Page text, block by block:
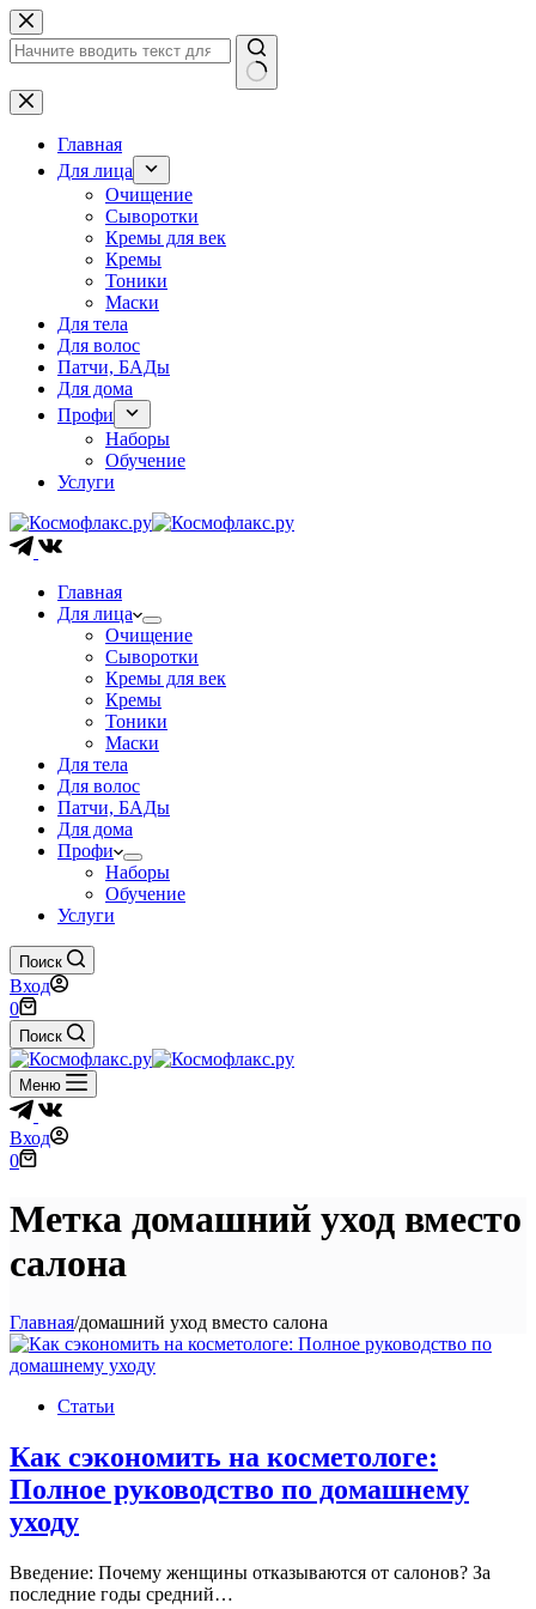
Перейти
к
сути
Ничего
не
найденоГлавная
Для лица
Очищение
Сыворотки
Кремы для век
Кремы
Тоники
Маски
Для тела
Для волос
Патчи, БАДы
Для дома
Профи
Наборы
Обучение
Услуги
Главная
Для лица
Очищение
Сыворотки
Кремы для век
Кремы
Тоники
Маски
Для тела
Для волос
Патчи, БАДы
Для дома
Профи
Наборы
Обучение
Услуги
Поиск
Вход
Корзина
0
Поиск
Меню
Вход
Корзина
0
Метка домашний уход вместо
салона
Главная/домашний уход вместо салона
Статьи
Как сэкономить на косметологе:
Полное руководство по домашнему
уходу
Введение: Почему женщины отказываются от салонов? За
последние годы средний…